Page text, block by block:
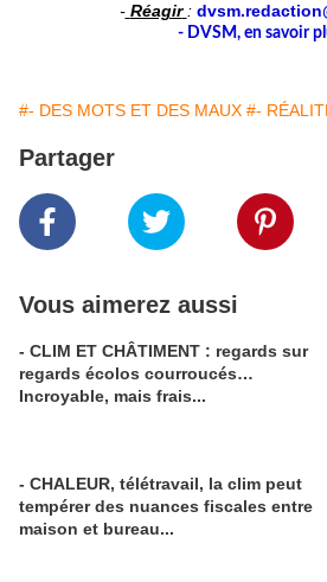
- Réagir :
- DVSM, en savoir
#- DES MOTS ET DES MAUX #-
Partager
Vous aimerez aussi
- CLIM ET CHÂTIMENT : regards sur
regards écolos courroucés…
Incroyable, mais frais...
- CHALEUR, télétravail, la clim peut
tempérer des nuances fiscales entre
maison et bureau...